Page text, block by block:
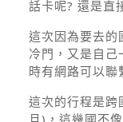
話卡呢? 還是直
這次因為要去的
冷門，又是自
時有網路可以聯
這次的行程是跨
旦)，這幾國不